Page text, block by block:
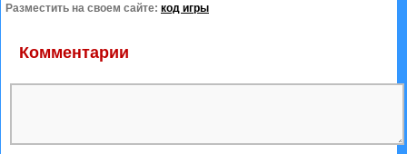
Разместить на своем сайте: код игры
Комментарии